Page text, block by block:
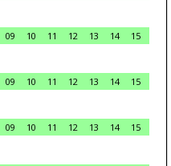
09 10 11 12 13 14
15
09 10 11 12 13 14
15
09 10 11 12 13 14
15